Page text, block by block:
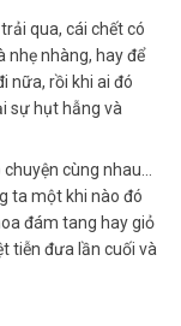
qua, cái chết có
nhẹ nhàng, hay để
nữa, rồi khi ai đó
sự hụt hẫng và
cùng nhau…
ta một khi nào đó
đám tang hay giỏ
tiễn đưa lần cuối và